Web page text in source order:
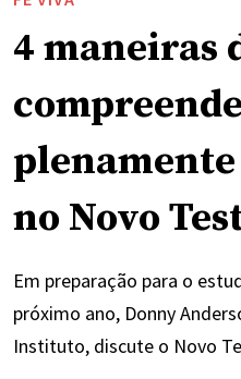
4 maneiras
no Novo
Em preparação para o
próximo ano, Donny
Instituto, discute o Novo